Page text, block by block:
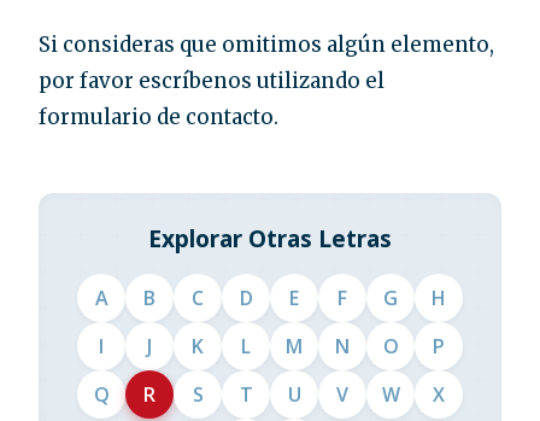
Si consideras que omitimos algún elemento,
por favor escríbenos utilizando el
formulario de contacto.
Explorar Otras Letras
A B C D E F G
H
I
J K L M N O
P
Q
R S T U V W
X